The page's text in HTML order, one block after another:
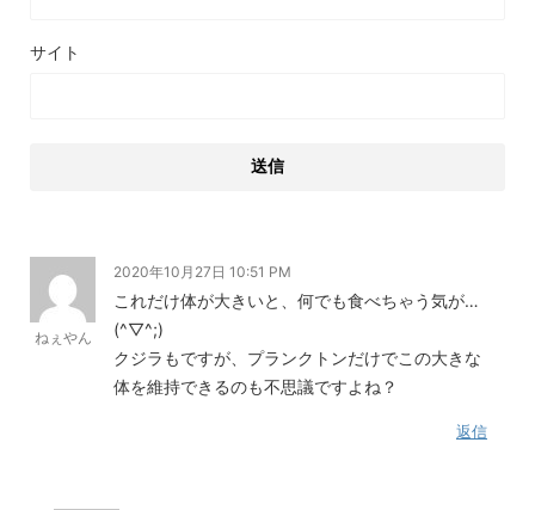
サイト
ねぇやん
2020年10月27日 10:51 PM
これだけ体が大きいと、何でも食べちゃう気が…
(^▽^;)
クジラもですが、プランクトンだけでこの大きな
体を維持できるのも不思議ですよね？
返信